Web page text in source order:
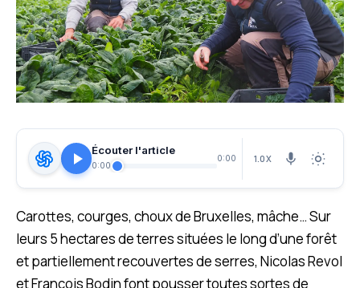
Écouter l'article
0:00
0:00 1.0X
Carottes, courges, choux de Bruxelles, mâche… Sur
leurs 5 hectares de terres situées le long d’une forêt
et partiellement recouvertes de serres, Nicolas Revol
et François Bodin font pousser toutes sortes de